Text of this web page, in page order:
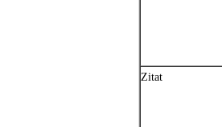
Zitat